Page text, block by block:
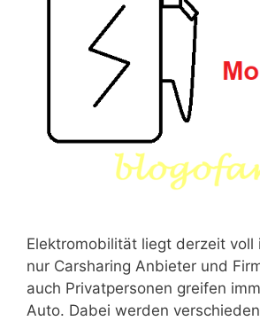
Elektromobilität liegt derzeit voll
nur Carsharing Anbieter und
auch Privatpersonen greifen
Auto. Dabei werden